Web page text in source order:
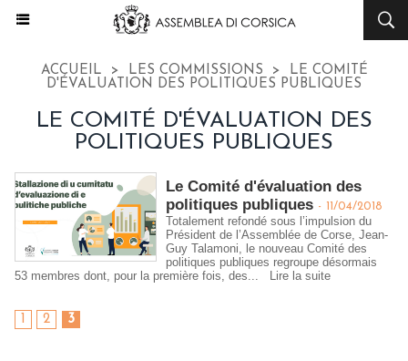
ACCUEIL > LES COMMISSIONS >
LE COMITÉ
D'ÉVALUATION DES POLITIQUES PUBLIQUES
LE COMITÉ D'ÉVALUATION DES
POLITIQUES PUBLIQUES
Le Comité d'évaluation des
politiques publiques - 11/04/2018
Totalement refondé sous l’impulsion du
Président de l’Assemblée de Corse, Jean-
Guy Talamoni, le nouveau Comité des
politiques publiques regroupe désormais
53 membres dont, pour la première fois, des...
Lire la suite
1 2 3